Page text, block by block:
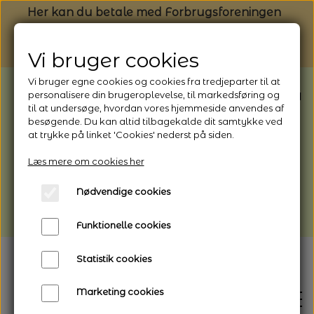
Her kan du betale med Forbrugsforeningen
BEMÆRK: Butikken har ferielukket* fra
1/8 - 9/8 - 2026
*Webshoppen er åben og sender hele
afhentning
Vi gør opmærksom på, at der kan være lidt
længere leveringstid
Vi bruger cookies
Vi bruger egne cookies og cookies fra tredjeparter til at
personalisere din brugeroplevelse, til markedsføring og
til at undersøge, hvordan vores hjemmeside anvendes af
besøgende. Du kan altid tilbagekalde dit samtykke ved
at trykke på linket 'Cookies' nederst på siden.
Læs mere om cookies her
Nødvendige cookies
Funktionelle cookies
Statistik cookies
Marketing cookies